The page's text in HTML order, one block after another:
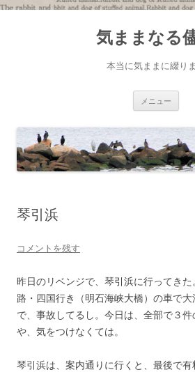
コ
気ままなる
本当に気ままに綴り
メニュー
琴引浜
コメントを残す
昨日のリベンジで、琴引浜に行ってき
路・四国行き（明石海峡大橋）の車で
で、事故してるし。今日は、全部で３
や、気をつけなくては。
琴引浜は、案内通りに行くと、最後で